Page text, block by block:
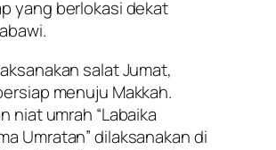
yang berlokasi dekat
salat Jumat,
menuju Makkah.
niat umrah “Labaika
Umratan” dilaksanakan di